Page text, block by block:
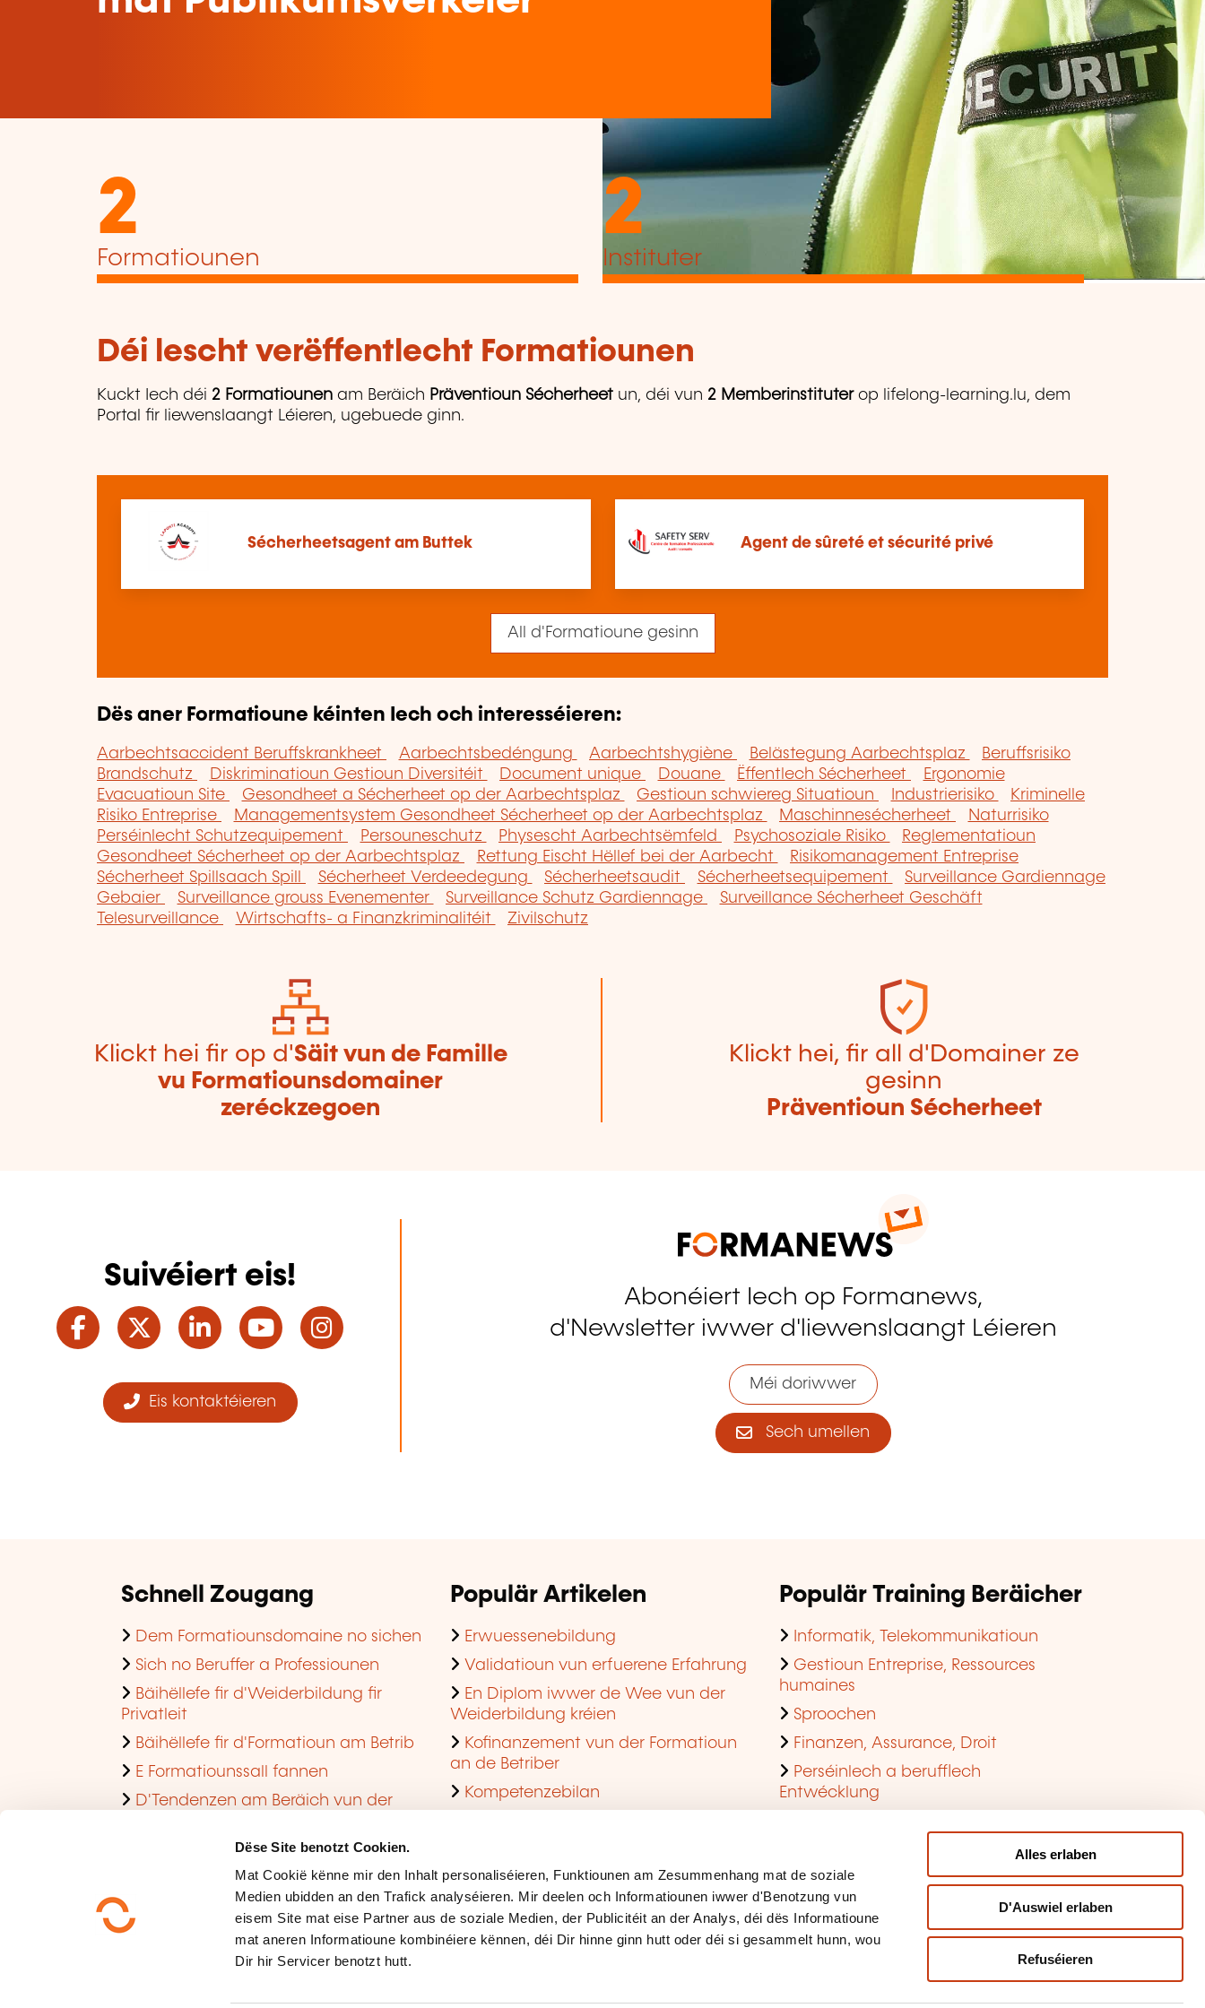
Dëse Site benotzt Cookien.
Mat Cookië kënne mir den Inhalt personaliséieren, Funktiounen am Zesummenhang mat de soziale
Medien ubidden an den Trafick analyséieren. Mir deelen och Informatiounen iwwer d'Benotzung vun
eisem Site mat eise Partner aus de soziale Medien, der Publicitéit an der Analys, déi dës Informatioune
mat aneren Informatioune kombinéiere kënnen, déi Dir hinne ginn hutt oder déi si gesammelt hunn, wou
Dir hir Servicer benotzt hutt.
Alles erlaben
D'Auswiel erlaben
Refuséieren
2
Formatiounen
2
Instituter
Déi lescht verëffentlecht Formatiounen
Kuckt Iech déi 2 Formatiounen am Beräich Präventioun Sécherheet un, déi vun 2 Memberinstituter op lifelong-learning.lu, dem
Portal fir liewenslaangt Léieren, ugebuede ginn.
Sécherheetsagent am Buttek Agent de sûreté et sécurité privé
All d'Formatioune gesinn
Dës aner Formatioune kéinten Iech och interesséieren:
Aarbechtsaccident Beruffskrankheet Aarbechtsbedéngung Aarbechtshygiène Belästegung Aarbechtsplaz
Beruffsrisiko
Brandschutz
Diskriminatioun Gestioun Diversitéit Document unique Douane Ëffentlech Sécherheet
Ergonomie
Evacuatioun Site
Gesondheet a Sécherheet op der Aarbechtsplaz Gestioun schwiereg Situatioun Industrierisiko
Kriminelle
Risiko Entreprise
Managementsystem Gesondheet Sécherheet op der Aarbechtsplaz Maschinnesécherheet
Naturrisiko
Perséinlecht Schutzequipement
Persouneschutz Physescht Aarbechtsëmfeld Psychosoziale Risiko
Reglementatioun
Gesondheet Sécherheet op der Aarbechtsplaz
Rettung Eischt Hëllef bei der Aarbecht
Risikomanagement Entreprise
Sécherheet Spillsaach Spill
Sécherheet Verdeedegung Sécherheetsaudit Sécherheetsequipement
Surveillance Gardiennage
Gebaier
Surveillance grouss Evenementer Surveillance Schutz Gardiennage
Surveillance Sécherheet Geschäft
Telesurveillance
Wirtschafts- a Finanzkriminalitéit Zivilschutz
Klickt hei fir op d'Säit vun de Famille
vu Formatiounsdomainer
zeréckzegoen
Klickt hei, fir all d'Domainer ze
gesinn
Präventioun Sécherheet
Suivéiert eis!
Facebook
TwitterLinkedInYouTube
Eis kontaktéieren
Abonéiert Iech op Formanews,
d'Newsletter iwwer d'liewenslaangt Léieren
Méi doriwwer
Sech umellen
Schnell Zougang
Dem Formatiounsdomaine no sichen
Sich no Beruffer a Professiounen
Bäihëllefe fir d'Weiderbildung fir
Privatleit
Bäihëllefe fir d'Formatioun am Betrib
E Formatiounssall fannen
D'Tendenzen am Beräich vun der
Populär Artikelen
Erwuessenebildung
Validatioun vun erfuerene Erfahrung
En Diplom iwwer de Wee vun der
Weiderbildung kréien
Kofinanzement vun der Formatioun
an de Betriber
Kompetenzebilan
Populär Training Beräicher
Informatik, Telekommunikatioun
Gestioun Entreprise, Ressources
humaines
Sproochen
Finanzen, Assurance, Droit
Perséinlech a berufflech
Entwécklung